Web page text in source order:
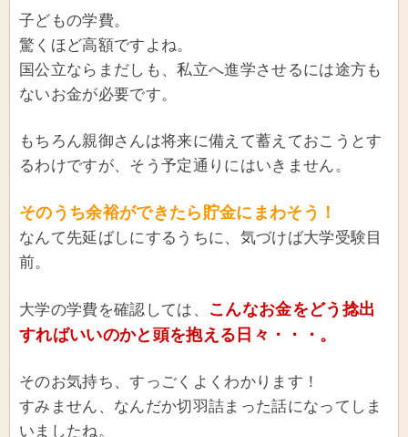
子どもの学費。
驚くほど高額ですよね。
国公立ならまだしも、私立へ進学させるには途方も
ないお金が必要です。
もちろん親御さんは将来に備えて蓄えておこうとす
るわけですが、そう予定通りにはいきません。
そのうち余裕ができたら貯金にまわそう！
なんて先延ばしにするうちに、気づけば大学受験目
前。
大学の学費を確認しては、
こんなお金をどう捻出
すればいいのかと頭を抱える日々・・・。
そのお気持ち、すっごくよくわかります！
すみません、なんだか切羽詰まった話になってしま
いましたね。